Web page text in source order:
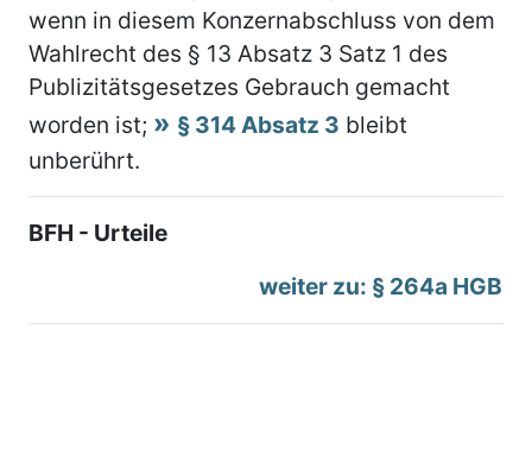
wenn in diesem Konzernabschluss von dem
Wahlrecht des § 13 Absatz 3 Satz 1 des
Publizitätsgesetzes Gebrauch gemacht
worden ist;
§ 314 Absatz 3 bleibt
unberührt.
BFH - Urteile
weiter zu: § 264a HGB